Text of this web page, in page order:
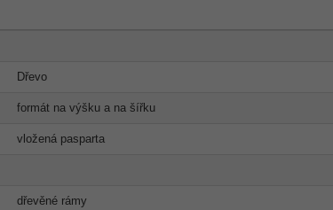
Dřevo
formát na výšku a na šířku
vložená pasparta
dřevěné rámy